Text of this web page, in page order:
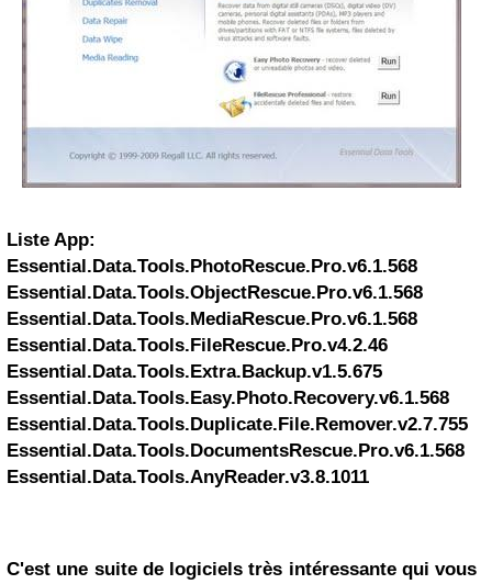
Liste App:
Essential.Data.Tools.PhotoRescue.Pro.v6.1.568
Essential.Data.Tools.ObjectRescue.Pro.v6.1.568
Essential.Data.Tools.MediaRescue.Pro.v6.1.568
Essential.Data.Tools.FileRescue.Pro.v4.2.46
Essential.Data.Tools.Extra.Backup.v1.5.675
Essential.Data.Tools.Easy.Photo.Recovery.v6.1.568
Essential.Data.Tools.Duplicate.File.Remover.v2.7.755
Essential.Data.Tools.DocumentsRescue.Pro.v6.1.568
Essential.Data.Tools.AnyReader.v3.8.1011
C'est une suite de logiciels très intéressante qui vous